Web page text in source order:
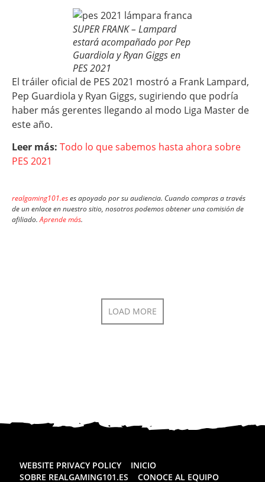
SUPER FRANK – Lampard
estará acompañado por Pep
Guardiola y Ryan Giggs en
PES 2021
El tráiler oficial de PES 2021 mostró a Frank Lampard,
Pep Guardiola y Ryan Giggs, sugiriendo que podría
haber más gerentes llegando al modo Liga Master de
este año.
Leer más: Todo lo que sabemos hasta ahora sobre
PES 2021
realgaming101.eses apoyado por su audiencia. Cuando compras a través
de un enlace en nuestro sitio, nosotros podemos obtener una comisión de
afiliado.Aprende más.
LOAD MORE
WEBSITE PRIVACY POLICY
INICIO
SOBRE REALGAMING101.ES
CONOCE AL EQUIPO